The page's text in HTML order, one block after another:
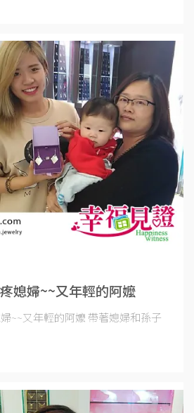
媳婦~~又年輕的阿嬤
~~又年輕的阿嬤 帶著媳婦和孫子